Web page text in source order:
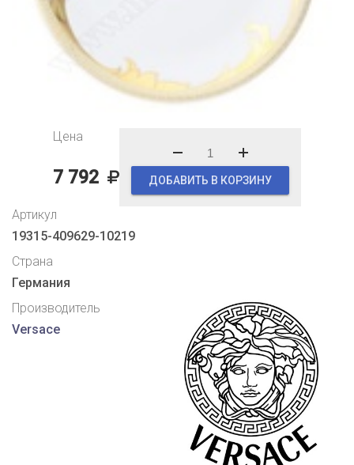
Цена
7 792 ДОБАВИТЬ В КОРЗИНУ
Артикул
19315-409629-10219
Страна
Германия
Производитель
Versace